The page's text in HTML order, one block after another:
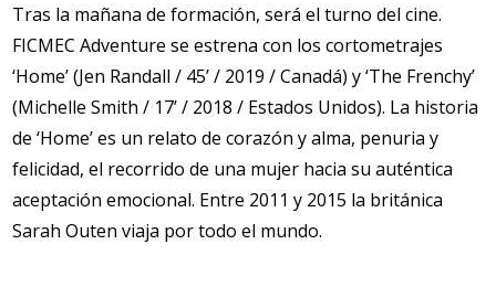
Tras la mañana de formación, será el turno del cine.
FICMEC Adventure se estrena con los cortometrajes
‘Home’ (Jen Randall / 45’ / 2019 / Canadá) y ‘The Frenchy’
(Michelle Smith / 17’ / 2018 / Estados Unidos). La historia
de ‘Home’ es un relato de corazón y alma, penuria y
felicidad, el recorrido de una mujer hacia su auténtica
aceptación emocional. Entre 2011 y 2015 la británica
Sarah Outen viaja por todo el mundo.